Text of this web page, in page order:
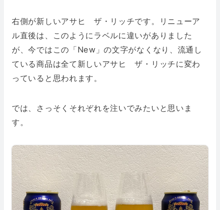
右側が新しいアサヒ ザ・リッチです。リニューア
ル直後は、このようにラベルに違いがありました
が、今ではこの「New」の文字がなくなり、流通し
ている商品は全て新しいアサヒ ザ・リッチに変わ
っていると思われます。
では、さっそくそれぞれを注いでみたいと思いま
す。